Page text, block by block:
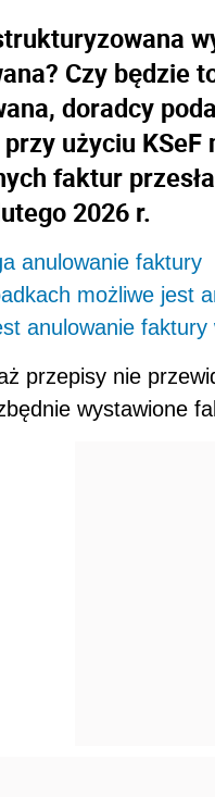
Czy będzie
doradcy
użyciu
faktur
2026 r.
anulowanie faktury
możliwe jest
anulowanie faktury
przepisy nie
wystawione